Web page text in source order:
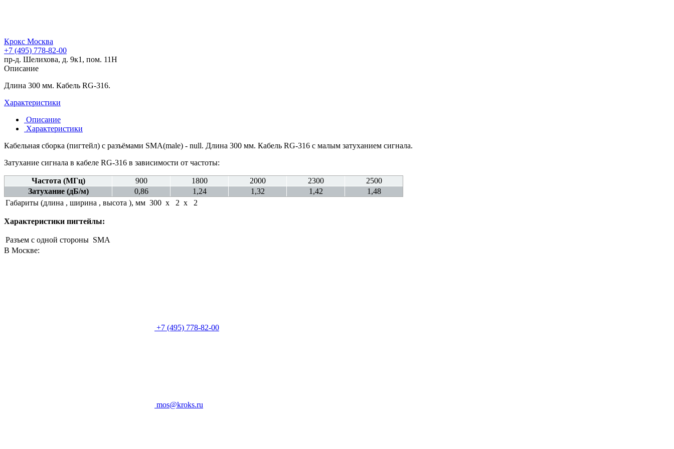
Крокс Москва
+7 (495) 778-82-00
пр-д. Шелихова, д. 9к1, пом. 11Н
Описание
Длина 300 мм. Кабель RG-316.
Характеристики
Описание
Характеристики
Кабельная сборка (пигтейл) с разъёмами SMA(male) - null. Длина 300 мм. Кабель RG-316 с малым затуханием сигнала.
Затухание сигнала в кабеле RG-316 в зависимости от частоты:
Частота (МГц) 900 1800 2000 2300
2500
Затухание (дБ/м)
0,86 1,24 1,32 1,42
1,48
Габариты (длина , ширина , высота ), мм 300 x 2 x 2
Характеристики пигтейлы:
Разъем с одной стороны SMA
В Москве:
+7 (495) 778-82-00
mos@kroks.ru